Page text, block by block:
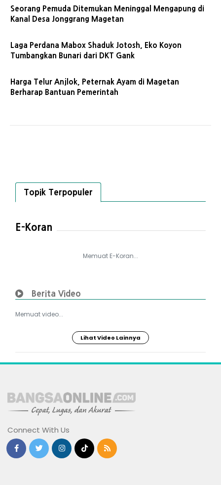
Seorang Pemuda Ditemukan Meninggal Mengapung di
Kanal Desa Jonggrang Magetan
Laga Perdana Mabox Shaduk Jotosh, Eko Koyon
Tumbangkan Bunari dari DKT Gank
Harga Telur Anjlok, Peternak Ayam di Magetan
Berharap Bantuan Pemerintah
Topik Terpopuler
E-Koran
Memuat E-Koran...
Berita Video
Memuat video...
Lihat Video Lainnya
Connect With Us